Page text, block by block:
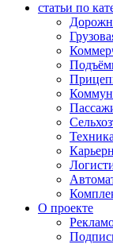
статьи по
О проекте